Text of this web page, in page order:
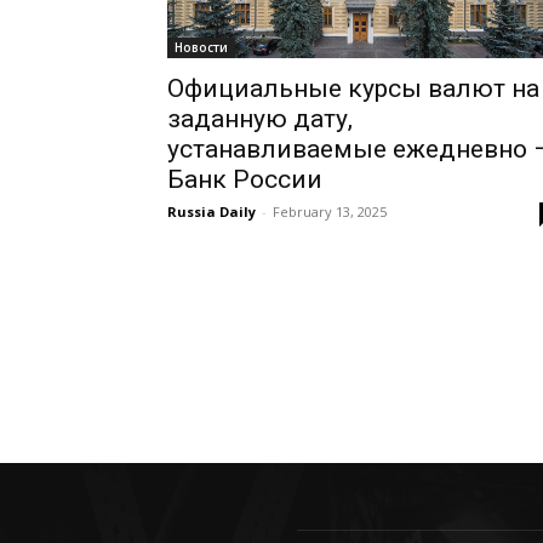
Новости
Официальные курсы валют на
заданную дату,
устанавливаемые ежедневно
Банк России
Russia Daily - February 13, 2025